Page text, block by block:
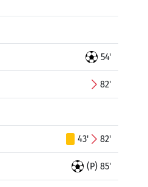
54'
82'
43' 82'
(P) 85'